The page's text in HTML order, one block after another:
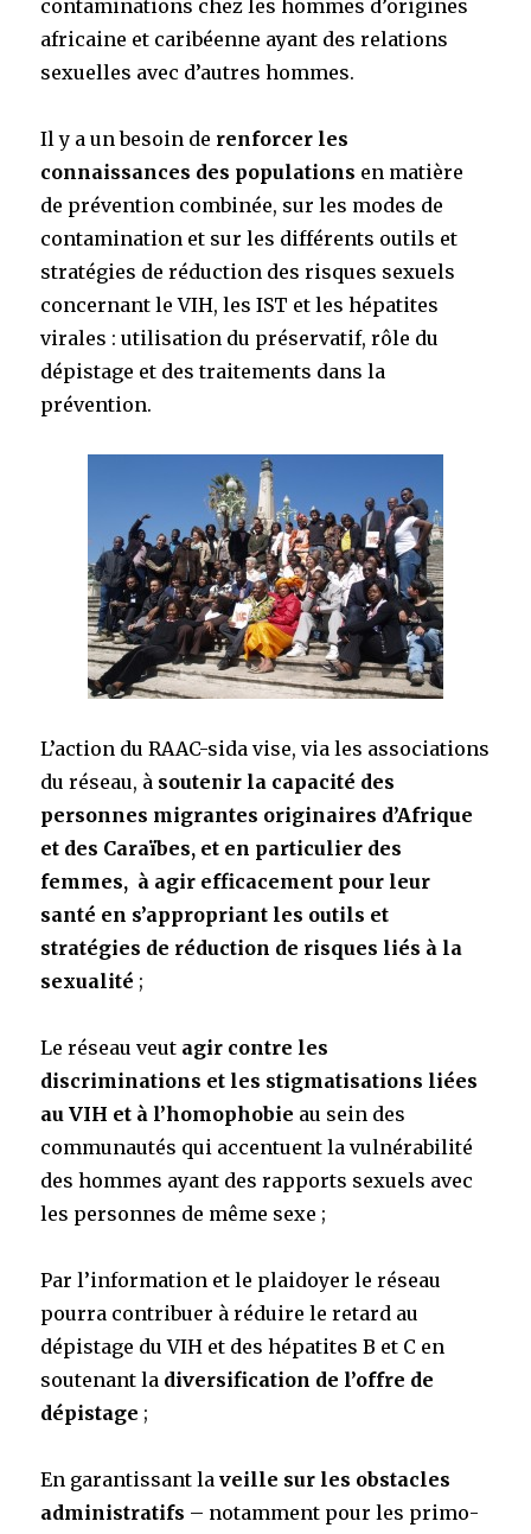
contaminations chez les hommes d’origines
africaine et caribéenne ayant des relations
sexuelles avec d’autres hommes.
Il y a un besoin de renforcer les
connaissances des populations en matière
de prévention combinée, sur les modes de
contamination et sur les différents outils et
stratégies de réduction des risques sexuels
concernant le VIH, les IST et les hépatites
virales : utilisation du préservatif, rôle du
dépistage et des traitements dans la
prévention.
L’action du RAAC-sida vise, via les associations
du réseau, à soutenir la capacité des
personnes migrantes originaires d’Afrique
et des Caraïbes, et en particulier des
femmes, à agir efficacement pour leur
santé en s’appropriant les outils et
stratégies de réduction de risques liés à la
sexualité ;
Le réseau veut agir contre les
discriminations et les stigmatisations liées
au VIH et à l’homophobie au sein des
communautés qui accentuent la vulnérabilité
des hommes ayant des rapports sexuels avec
les personnes de même sexe ;
Par l’information et le plaidoyer le réseau
pourra contribuer à réduire le retard au
dépistage du VIH et des hépatites B et C en
soutenant la diversification de l’offre de
dépistage ;
En garantissant laveille sur les obstacles
administratifs – notamment pour les primo-